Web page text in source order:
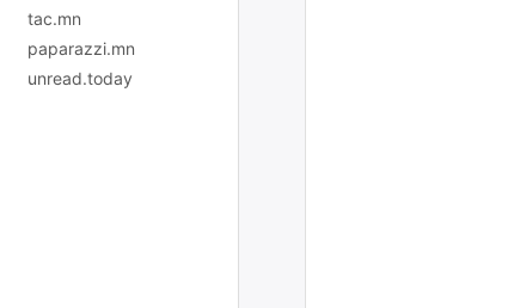
tac.mn
paparazzi.mn
unread.today